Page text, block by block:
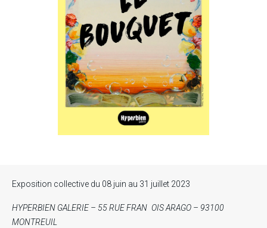
Exposition collective du 08 juin au 31 juillet 2023
HYPERBIEN GALERIE– 55 RUE FRAN OIS ARAGO – 93100
MONTREUIL